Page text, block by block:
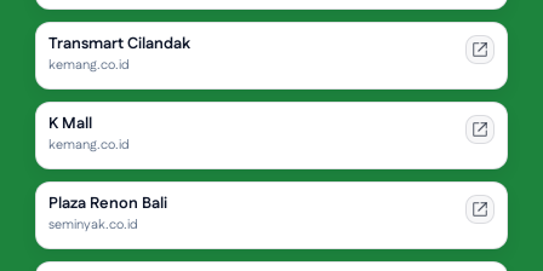
Transmart Cilandak
kemang.co.id
K Mall
kemang.co.id
Plaza Renon Bali
seminyak.co.id